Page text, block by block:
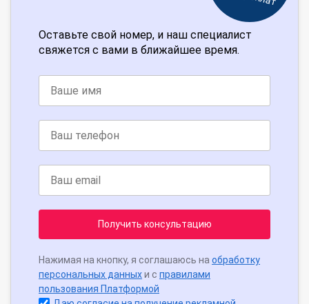
Оставьте свой номер, и наш специалист
свяжется с вами в ближайшее время.
Получить консультацию
Нажимая на кнопку, я соглашаюсь на обработку
персональных данныхи с правилами
пользования Платформой